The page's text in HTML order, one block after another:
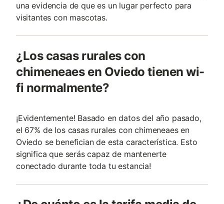
una evidencia de que es un lugar perfecto para
visitantes con mascotas.
¿Los casas rurales con
chimeneaes en Oviedo tienen wi-
fi normalmente?
¡Evidentemente! Basado en datos del año pasado,
el 67% de los casas rurales con chimeneaes en
Oviedo se benefician de esta característica. Esto
significa que serás capaz de mantenerte
conectado durante toda tu estancia!